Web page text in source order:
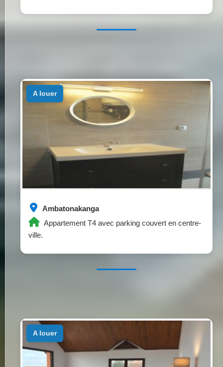
Ambatonakanga
Appartement T4 avec parking couvert en centre-
ville.
a louer
a louer